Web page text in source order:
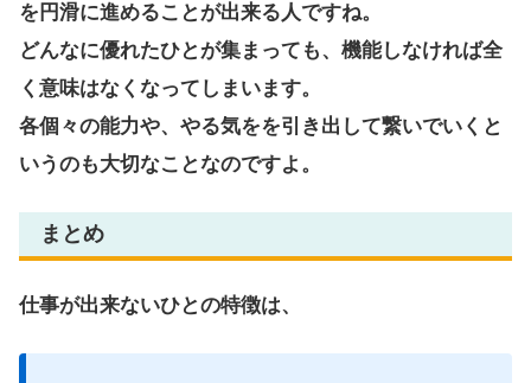
を円滑に進めることが出来る人ですね。
どんなに優れたひとが集まっても、機能しなければ全
く意味はなくなってしまいます。
各個々の能力や、やる気をを引き出して繋いでいくと
いうのも大切なことなのですよ。
まとめ
仕事が出来ないひとの特徴は、